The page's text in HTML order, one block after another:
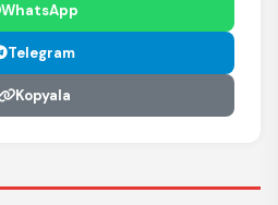
WhatsApp
Telegram
Kopyala